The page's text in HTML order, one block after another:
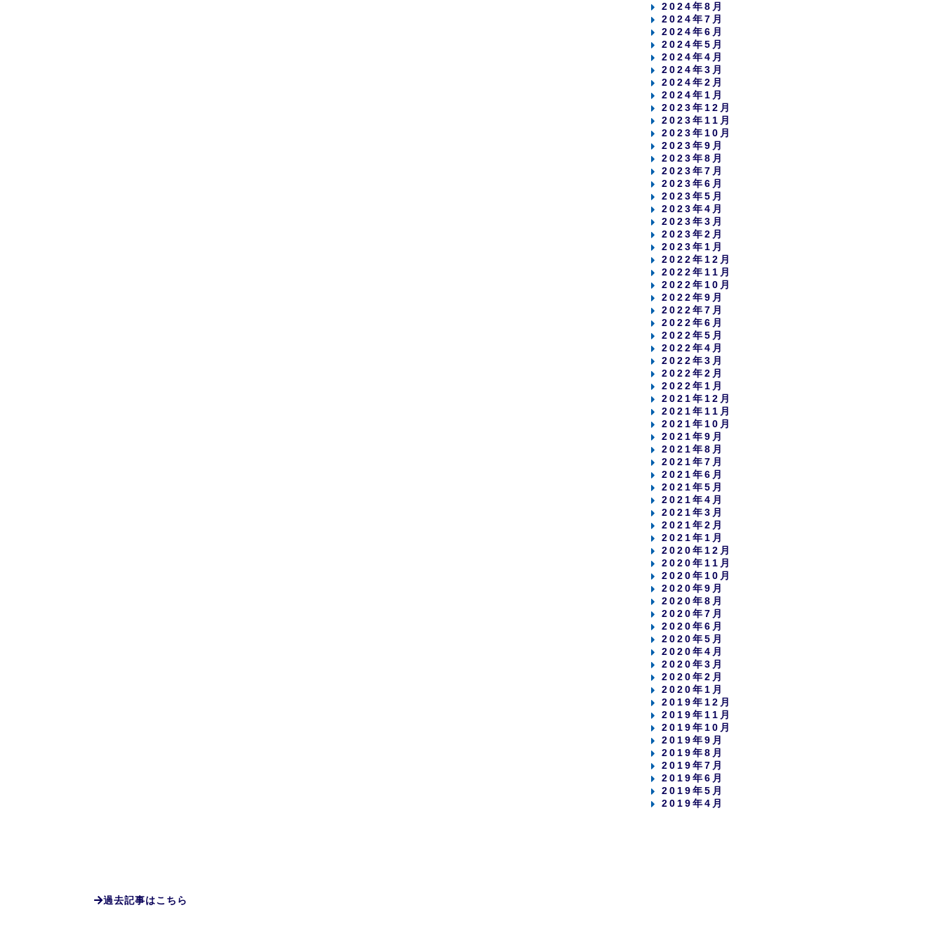
2024年8月
2024年7月
2024年6月
2024年5月
2024年4月
2024年3月
2024年2月
2024年1月
2023年12月
2023年11月
2023年10月
2023年9月
2023年8月
2023年7月
2023年6月
2023年5月
2023年4月
2023年3月
2023年2月
2023年1月
2022年12月
2022年11月
2022年10月
2022年9月
2022年7月
2022年6月
2022年5月
2022年4月
2022年3月
2022年2月
2022年1月
2021年12月
2021年11月
2021年10月
2021年9月
2021年8月
2021年7月
2021年6月
2021年5月
2021年4月
2021年3月
2021年2月
2021年1月
2020年12月
2020年11月
2020年10月
2020年9月
2020年8月
2020年7月
2020年6月
2020年5月
2020年4月
2020年3月
2020年2月
2020年1月
2019年12月
2019年11月
2019年10月
2019年9月
2019年8月
2019年7月
2019年6月
2019年5月
2019年4月
過去記事はこちら